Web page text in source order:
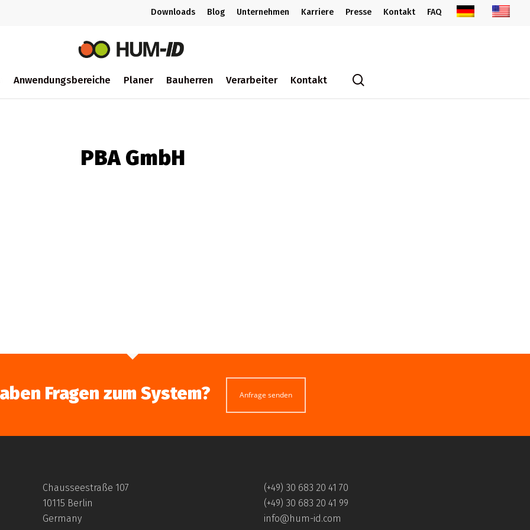
Downloads Blog Unternehmen Karriere Presse Kontakt FAQ
Anwendungsbereiche Planer Bauherren Verarbeiter Kontakt
PBA GmbH
Fragen zum System? Anfrage senden
Chausseestraße 107
10115 Berlin
Germany
(+49) 30 683 20 41 70
(+49) 30 683 20 41 99
info@hum-id.com